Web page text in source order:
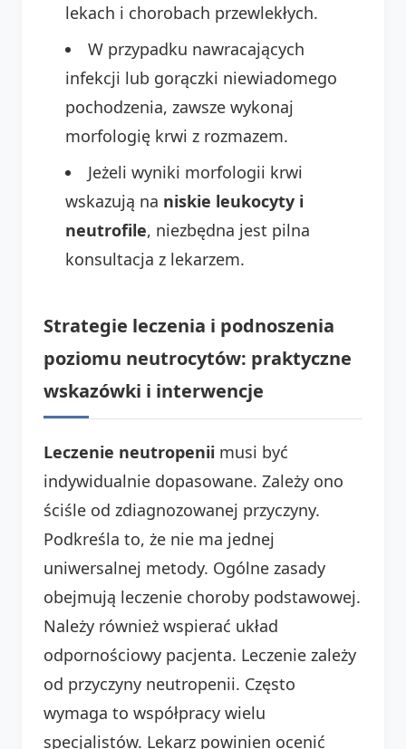
lekach i chorobach przewlekłych.
W przypadku nawracających
infekcji lub gorączki niewiadomego
pochodzenia, zawsze wykonaj
morfologię krwi z rozmazem.
Jeżeli wyniki morfologii krwi
wskazują na niskie leukocyty i
neutrofile, niezbędna jest pilna
konsultacja z lekarzem.
Strategie leczenia i podnoszenia
poziomu neutrocytów: praktyczne
wskazówki i interwencje
Leczenie neutropenii musi być
indywidualnie dopasowane. Zależy ono
ściśle od zdiagnozowanej przyczyny.
Podkreśla to, że nie ma jednej
uniwersalnej metody. Ogólne zasady
obejmują leczenie choroby podstawowej.
Należy również wspierać układ
odpornościowy pacjenta. Leczenie zależy
od przyczyny neutropenii. Często
wymaga to współpracy wielu
specjalistów. Lekarz powinien ocenić